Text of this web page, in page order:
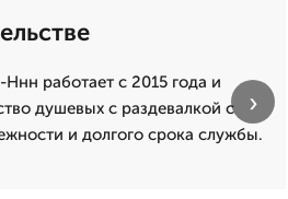
работает с 2015 года и
душевых с раздевалкой с
и долгого срока службы.
›